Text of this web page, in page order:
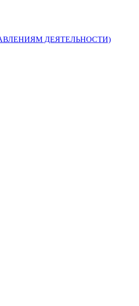
ДЕЯТЕЛЬНОСТИ)